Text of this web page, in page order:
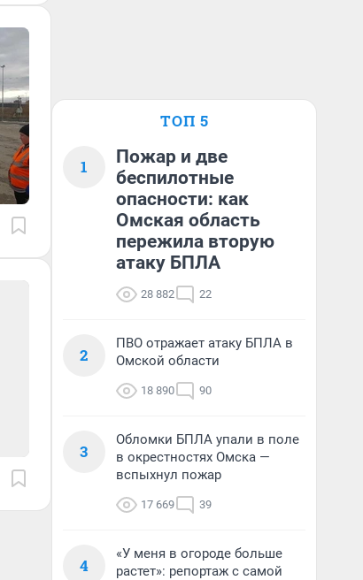
ТОП 5
1
Пожар и две
беспилотные
опасности: как
Омская область
пережила вторую
атаку БПЛА
28 882 22
2
ПВО отражает атаку БПЛА в
Омской области
18 890 90
3
Обломки БПЛА упали в поле
в окрестностях Омска —
вспыхнул пожар
17 669 39
4
«У меня в огороде больше
растет»: репортаж с самой